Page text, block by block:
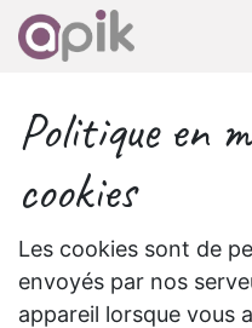
Politique en
cookies
Les cookies sont de
envoyés par nos
appareil lorsque vous